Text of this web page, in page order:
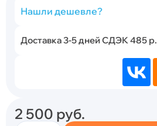
Нашли дешевле?
Доставка 3-5 дней СДЭК 485 р.
2 500 руб.